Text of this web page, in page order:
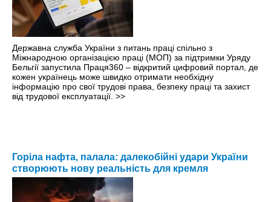
Державна служба України з питань праці спільно з
Міжнародною організацією праці (МОП) за підтримки Уряду
Бельгії запустила Праця360 – відкритий цифровий портал, де
кожен українець може швидко отримати необхідну
інформацію про свої трудові права, безпеку праці та захист
від трудової експлуатації. >>
Горіла нафта, палала: далекобійні удари України
створюють нову реальність для кремля